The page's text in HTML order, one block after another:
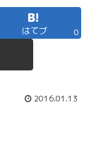
はてブ 0
2016.01.13